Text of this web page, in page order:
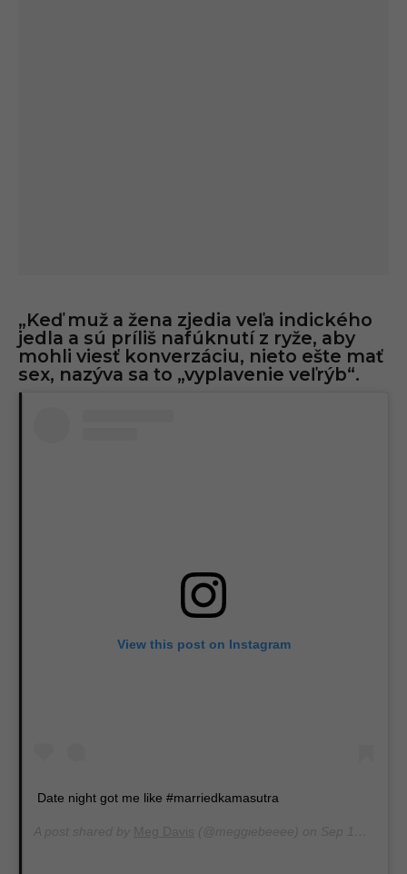
„Keď muž a žena zjedia veľa indického
jedla a sú príliš nafúknutí z ryže, aby
mohli viesť konverzáciu, nieto ešte mať
sex, nazýva sa to „vyplavenie veľrýb“.
View this post on Instagram
Date night got me like #marriedkamasutra